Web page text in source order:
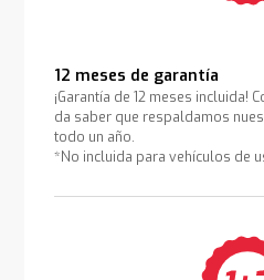
12 meses de garantía
¡Garantía de 12 meses incluida!
da saber que respaldamos
todo un año.
*No incluida para vehículos de